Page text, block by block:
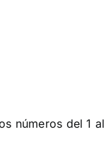
números del 1